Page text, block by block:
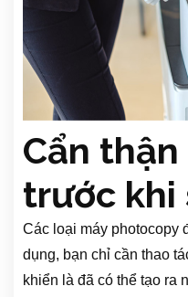
Cẩn
trước khi
Các loại máy photocopy
dụng, bạn chỉ cần thao
khiển là đã có thể tạo ra